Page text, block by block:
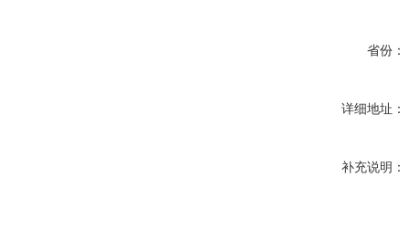
省份：
详细地址：
补充说明：